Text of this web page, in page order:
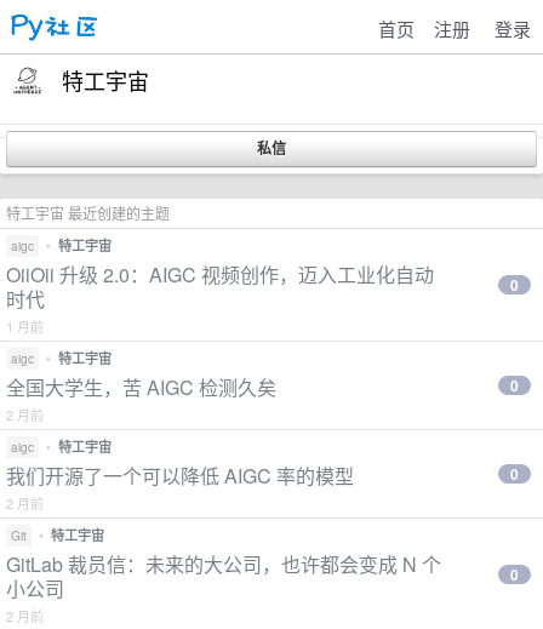
首页 注册 登录
特工宇宙
特工宇宙 最近创建的主题
aigc • 特工宇宙
OiiOii 升级 2.0：AIGC 视频创作，迈入工业化自动
时代
1 月前
0
aigc • 特工宇宙
全国大学生，苦 AIGC 检测久矣
2 月前
0
aigc • 特工宇宙
我们开源了一个可以降低 AIGC 率的模型
2 月前
0
Git • 特工宇宙
GitLab 裁员信：未来的大公司，也许都会变成 N 个
小公司
2 月前
0